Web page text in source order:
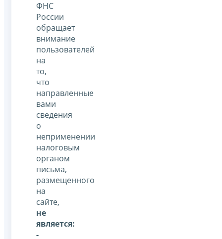
ФНС
России
обращает
внимание
пользователей
на
то,
что
направленные
вами
сведения
о
неприменении
налоговым
органом
письма,
размещенного
на
сайте,
не
является:
-